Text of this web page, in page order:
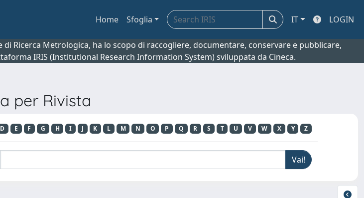
Home Sfoglia IT LOGIN
Ricerca Metrologica, ha lo scopo di raccogliere, documentare, conservare e pubblicare,
IRIS (Institutional Research Information System) sviluppata da Cineca.
per Rivista
D E F G H I J K L M N O P Q R S T U V W X Y Z